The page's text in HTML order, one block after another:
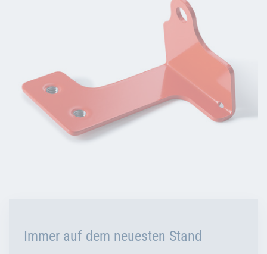
Immer auf dem neuesten Stand